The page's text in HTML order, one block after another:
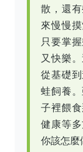
散，還
來慢慢
只要掌
又快樂
從基礎
蛙飼養
子裡餵
健康等
你該怎麼